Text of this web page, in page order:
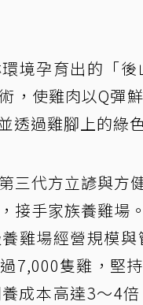
境孕育出的「
，使雞肉以Q彈
透過雞腳上的綠
三代方立諺與方
接手家族養雞場
雞場經營規模
7,000隻雞，堅
成本高達3～4